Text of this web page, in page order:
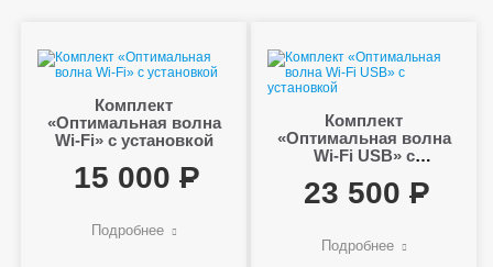
Комплект
«Оптимальная волна
Wi-Fi» с установкой
15 000
Подробнее
Комплект
«Оптимальная волна
Wi-Fi USB» с
23 500
Подробнее